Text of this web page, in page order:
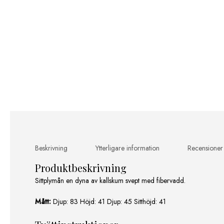
Beskrivning Ytterligare information
Produktbeskrivning
Sittplymån en dyna av kallskum svept med fibervadd.
Mått: Djup: 83 Höjd: 41 Djup: 45 Sitthöjd: 41